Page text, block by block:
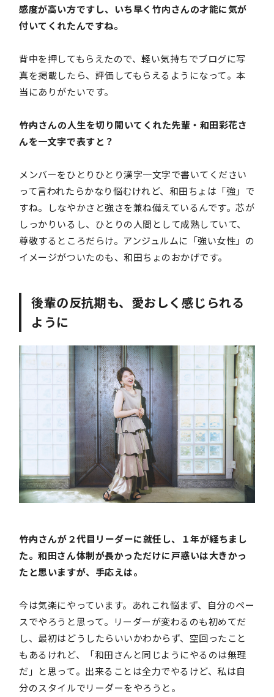
感度が高い方ですし、いち早く竹内さんの才能に気が
付いてくれたんですね。
背中を押してもらえたので、軽い気持ちでブログに写
真を掲載したら、評価してもらえるようになって。本
当にありがたいです。
――竹内さんの人生を切り開いてくれた先輩・和田彩花さ
んを一文字で表すと？
メンバーをひとりひとり漢字一文字で書いてください
って言われたらかなり悩むけれど、和田ちょは「強」で
すね。しなやかさと強さを兼ね備えているんです。芯が
しっかりいるし、ひとりの人間として成熟していて、
尊敬するところだらけ。アンジュルムに「強い女性」の
イメージがついたのも、和田ちょのおかげです。
後輩の反抗期も、愛おしく感じられる
ように
――竹内さんが２代目リーダーに就任し、１年が経ちまし
た。和田さん体制が長かっただけに戸惑いは大きかっ
たと思いますが、手応えは。
今は気楽にやっています。あれこれ悩まず、自分のペー
スでやろうと思って。リーダーが変わるのも初めてだ
し、最初はどうしたらいいかわからず、空回ったこと
もあるけれど、「和田さんと同じようにやるのは無理
だ」と思って。出来ることは全力でやるけど、私は自
分のスタイルでリーダーをやろうと。